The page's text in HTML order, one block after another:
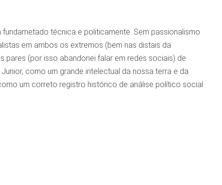
técnica e politicamente. Sem passionalismo
em ambos os extremos (bem nas distais da
pares (por isso abandonei falar em redes sociais) de
como um grande intelectual da nossa terra e da
um correto registro histórico de análise político social